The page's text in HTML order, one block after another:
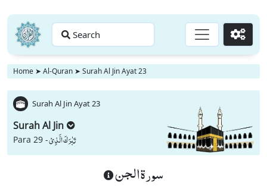
Search Go
Home ➤ Al-Quran ➤ Surah Al Jin Ayat 23
Surah Al Jin Ayat 23
Surah Al Jin
Para 29 -تَبٰرَكَ الَّذِیْ
سورة الجن